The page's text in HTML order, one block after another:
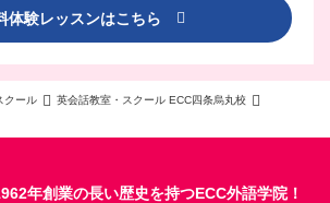
体験レッスンはこちら
クール
英会話教室・スクール ECC四条烏丸校
年創業の長い歴史を持つECC外語学院！